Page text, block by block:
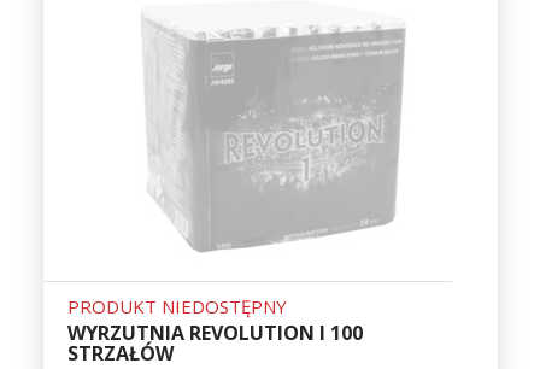
PRODUKT NIEDOSTĘPNY
WYRZUTNIA REVOLUTION I 100
STRZAŁÓW